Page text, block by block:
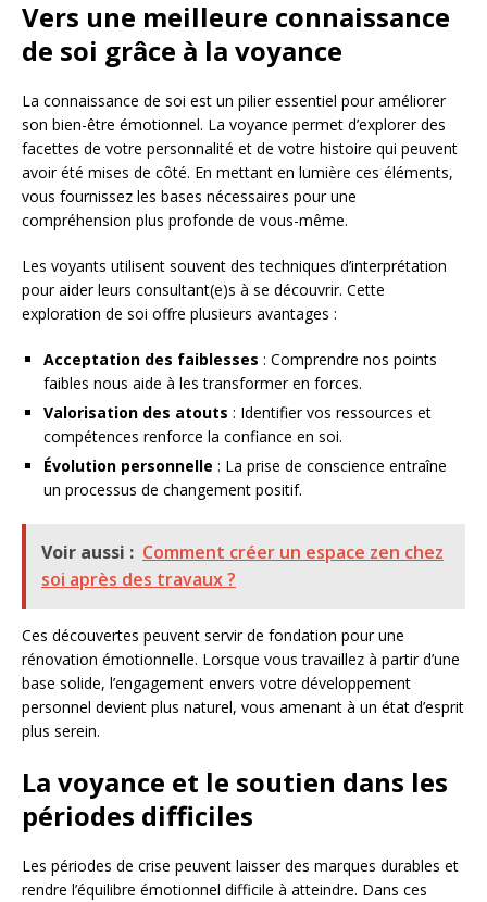
Vers une meilleure connaissance
de soi grâce à la voyance
La connaissance de soi est un pilier essentiel pour améliorer
son bien-être émotionnel. La voyance permet d’explorer des
facettes de votre personnalité et de votre histoire qui peuvent
avoir été mises de côté. En mettant en lumière ces éléments,
vous fournissez les bases nécessaires pour une
compréhension plus profonde de vous-même.
Les voyants utilisent souvent des techniques d’interprétation
pour aider leurs consultant(e)s à se découvrir. Cette
exploration de soi offre plusieurs avantages :
Acceptation des faiblesses : Comprendre nos points
faibles nous aide à les transformer en forces.
Valorisation des atouts : Identifier vos ressources et
compétences renforce la confiance en soi.
Évolution personnelle : La prise de conscience entraîne
un processus de changement positif.
Voir aussi : Comment créer un espace zen chez
soi après des travaux ?
Ces découvertes peuvent servir de fondation pour une
rénovation émotionnelle. Lorsque vous travaillez à partir d’une
base solide, l’engagement envers votre développement
personnel devient plus naturel, vous amenant à un état d’esprit
plus serein.
La voyance et le soutien dans les
périodes difficiles
Les périodes de crise peuvent laisser des marques durables et
rendre l’équilibre émotionnel difficile à atteindre. Dans ces